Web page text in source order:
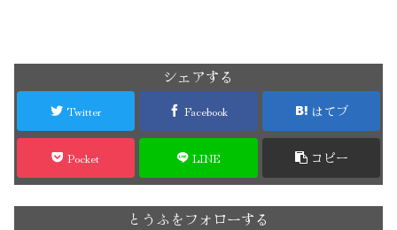
シェアする
Twitter Facebook はてブ
Pocket LINE コピー
とうふをフォローする